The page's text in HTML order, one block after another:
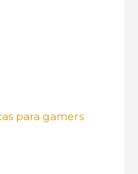
para gamers